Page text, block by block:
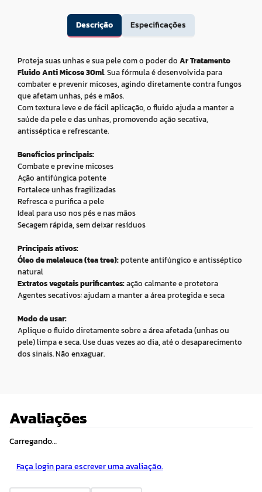
Descrição Especificações
Proteja suas unhas e sua pele com o poder do Ar Tratamento
Fluido Anti Micose 30ml. Sua fórmula é desenvolvida para
combater e prevenir micoses, agindo diretamente contra fungos
que afetam unhas, pés e mãos.
Com textura leve e de fácil aplicação, o fluido ajuda a manter a
saúde da pele e das unhas, promovendo ação secativa,
antisséptica e refrescante.
Benefícios principais:
Combate e previne micoses
Ação antifúngica potente
Fortalece unhas fragilizadas
Refresca e purifica a pele
Ideal para uso nos pés e nas mãos
Secagem rápida, sem deixar resíduos
Principais ativos:
Óleo de melaleuca (tea tree):potente antifúngico e antisséptico
natural
Extratos vegetais purificantes:ação calmante e protetora
Agentes secativos: ajudam a manter a área protegida e seca
Modo de usar:
Aplique o fluido diretamente sobre a área afetada (unhas ou
pele) limpa e seca. Use duas vezes ao dia, até o desaparecimento
dos sinais. Não enxaguar.
Avaliações
Carregando…
Faça login para escrever uma avaliação.